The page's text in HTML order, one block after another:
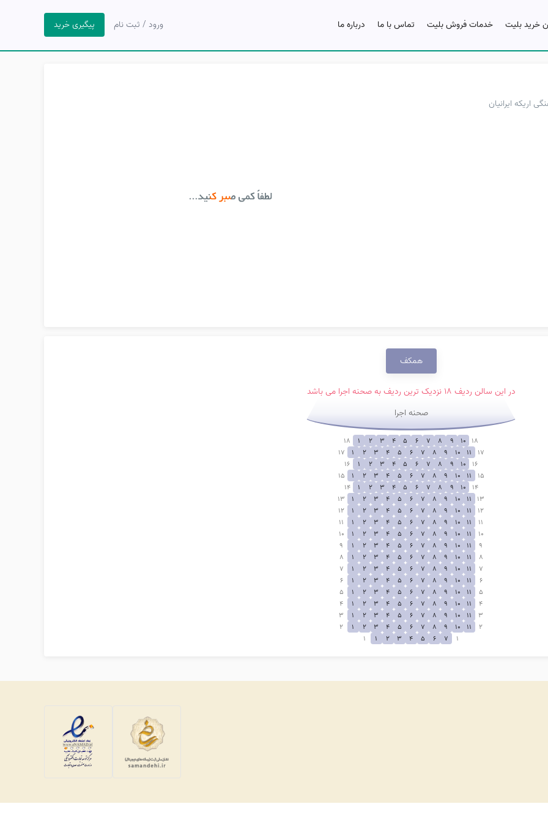
خرید بلیت خدمات فروش بلیت تماس با ما درباره ما ورود / ثبت نام پیگیری خرید
اریکه ایرانیان
همکف
در این سالن ردیف 18 نزدیک ترین ردیف به صحنه اجرا می باشد
صحنه اجرا
18
10
9
8
7
6
5
4
3
2
1
18
17
11
10
9
8
7
6
5
4
3
2
1
17
16
10
9
8
7
6
5
4
3
2
1
16
15
11
10
9
8
7
6
5
4
3
2
1
15
14
10
9
8
7
6
5
4
3
2
1
14
13
11
10
9
8
7
6
5
4
3
2
1
13
12
11
10
9
8
7
6
5
4
3
2
1
12
11
11
10
9
8
7
6
5
4
3
2
1
11
10
11
10
9
8
7
6
5
4
3
2
1
10
9
11
10
9
8
7
6
5
4
3
2
1
9
8
11
10
9
8
7
6
5
4
3
2
1
8
7
11
10
9
8
7
6
5
4
3
2
1
7
6
11
10
9
8
7
6
5
4
3
2
1
6
5
11
10
9
8
7
6
5
4
3
2
1
5
4
11
10
9
8
7
6
5
4
3
2
1
4
3
11
10
9
8
7
6
5
4
3
2
1
3
2
11
10
9
8
7
6
5
4
3
2
1
2
1
7
6
5
4
3
2
1
1